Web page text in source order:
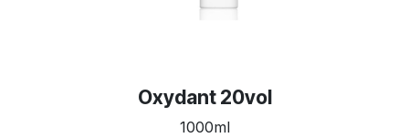
Oxydant 20vol
1000ml